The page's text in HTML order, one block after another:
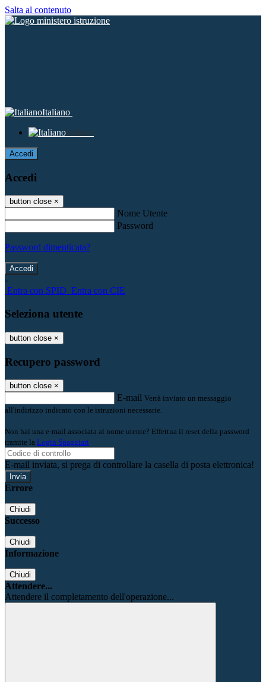
Salta al contenuto
Italiano
Italiano
Accedi
Accedi
button close ×
Nome Utente
Password
Password dimenticata?
-
Entra con SPID Entra con CIE
Seleziona utente
button close ×
Recupero password
button close ×
E-mail Verrà inviato un messaggio
all'indirizzo indicato con le istruzioni necessarie.
Non hai una e-mail associata al nome utente? Effettua il reset della password
tramite la Login Spaggiari
E-mail inviata, si prega di controllare la casella di posta elettronica!
Errore
Chiudi
Successo
Chiudi
Informazione
Chiudi
Attendere...
Attendere il completamento dell'operazione...